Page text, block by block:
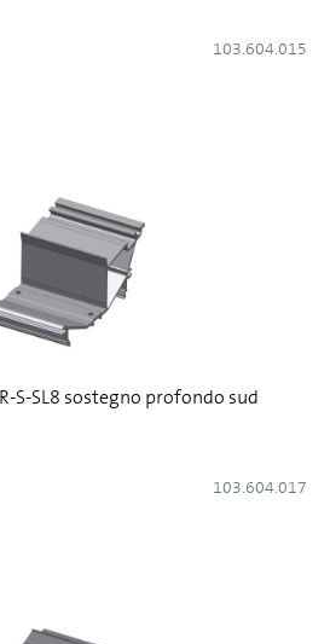
103.604.015
S-SL8 sostegno profondo sud
103.604.017